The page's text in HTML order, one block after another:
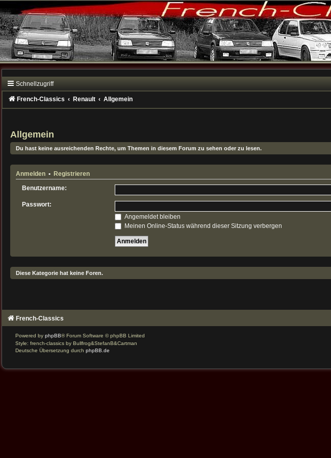
Schnellzugriff
French-Classics Renault Allgemein
Allgemein
Du hast keine ausreichenden Rechte, um Themen in diesem Forum zu sehen oder zu lesen.
Anmelden • Registrieren
Benutzername:
Passwort:
Angemeldet bleiben
Meinen Online-Status während dieser Sitzung verbergen
Diese Kategorie hat keine Foren.
French-Classics
Powered byphpBB® Forum Software © phpBB Limited
Style: french-classics by Bullfrog&StefanB&Cartman
Deutsche Übersetzung durchphpBB.de